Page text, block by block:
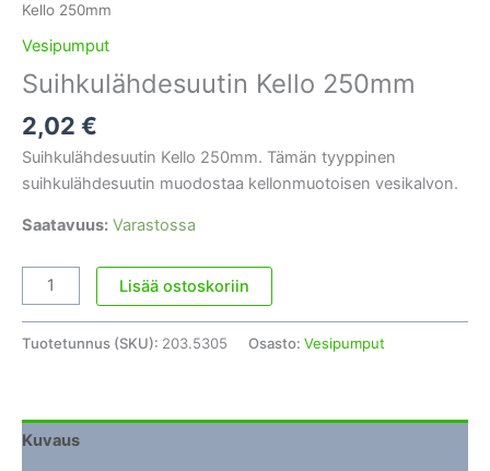
Kello 250mm
Vesipumput
Suihkulähdesuutin Kello 250mm
2,02 €
Suihkulähdesuutin Kello 250mm. Tämän tyyppinen
suihkulähdesuutin muodostaa kellonmuotoisen vesikalvon.
Saatavuus: Varastossa
Suihkulähdesuutin
Kello
Lisää ostoskoriin
Tuotetunnus (SKU): 203.5305 Osasto: Vesipumput
Kuvaus